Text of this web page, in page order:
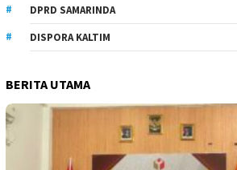
DPRD SAMARINDA
DISPORA KALTIM
BERITA UTAMA